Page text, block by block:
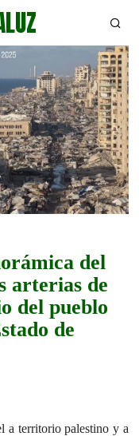
del
arterias de
del pueblo
de
a territorio palestino y a